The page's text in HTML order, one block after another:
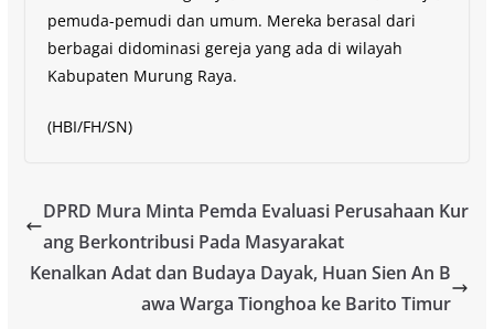
pemuda-pemudi dan umum. Mereka berasal dari
berbagai didominasi gereja yang ada di wilayah
Kabupaten Murung Raya.
(HBI/FH/SN)
DPRD Mura Minta Pemda Evaluasi Perusahaan Kur
ang Berkontribusi Pada Masyarakat
Kenalkan Adat dan Budaya Dayak, Huan Sien An B
awa Warga Tionghoa ke Barito Timur